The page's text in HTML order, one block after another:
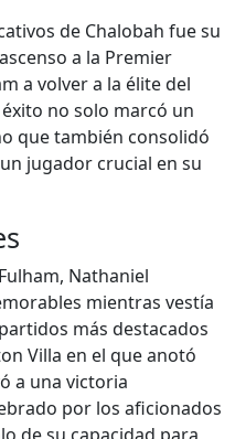
de Chalobah fue su
a la Premier
a volver a la élite del
no solo marcó un
que también consolidó
jugador crucial en su
Nathaniel
mientras vestía
más destacados
Villa en el que anotó
a una victoria
por los aficionados